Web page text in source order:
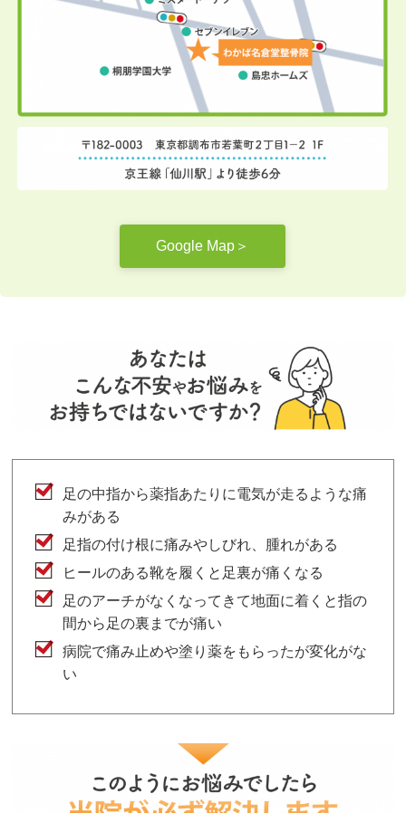
Google Map＞
足の中指から薬指あたりに電気が走るような痛
みがある
足指の付け根に痛みやしびれ、腫れがある
ヒールのある靴を履くと足裏が痛くなる
足のアーチがなくなってきて地面に着くと指の
間から足の裏までが痛い
病院で痛み止めや塗り薬をもらったが変化がな
い